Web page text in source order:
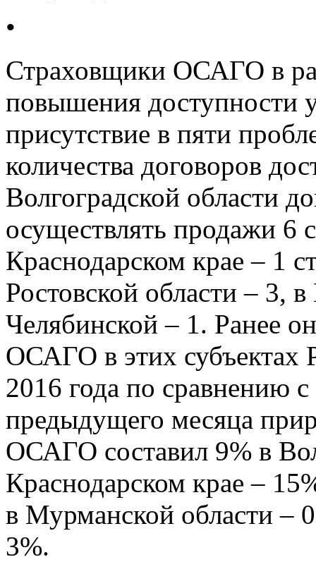
•
Страховщики ОСАГО в
повышения доступности
присутствие в пяти
количества договоров
Волгоградской области
осуществлять продажи 6
Краснодарском крае – 1
Ростовской области – 3,
Челябинской – 1. Ранее
ОСАГО в этих
2016 года по сравнению
предыдущего месяца
ОСАГО составил 9% в
Краснодарском крае –
в Мурманской области –
3%.